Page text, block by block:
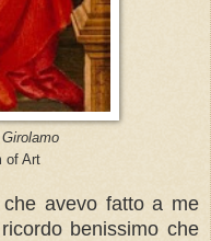
of Art
avevo fatto a me
benissimo che